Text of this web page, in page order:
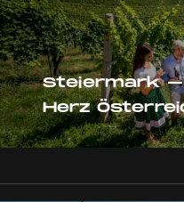
Steiermark –
Herz